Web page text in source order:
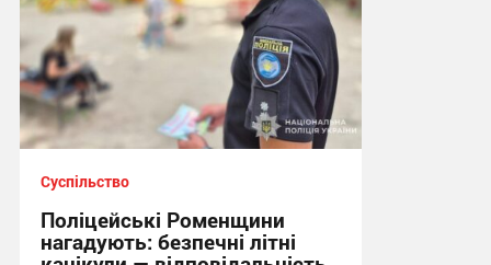
Суспільство
Поліцейські Роменщини
нагадують: безпечні літні